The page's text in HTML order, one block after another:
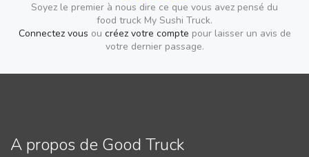
Soyez le premier à nous dire ce que vous avez pensé du
food truck My Sushi Truck.
Connectez vous ou créez votre compte pour laisser un avis de
votre dernier passage.
A propos de Good Truck